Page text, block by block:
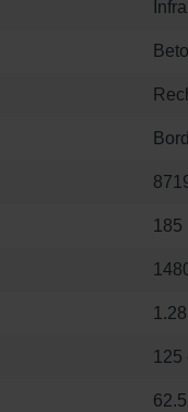
185
1.28
125